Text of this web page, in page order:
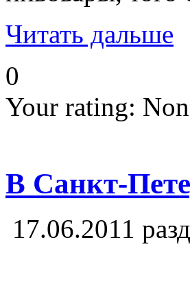
Читать дальше
0
Your rating:
В Санкт-
17.06.2011